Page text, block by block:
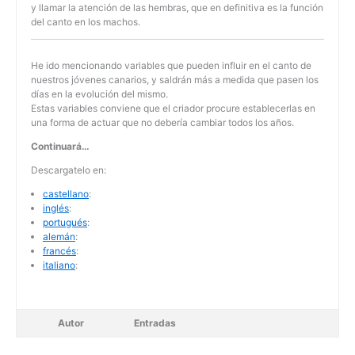
y llamar la atención de las hembras, que en definitiva es la función
del canto en los machos.
He ido mencionando variables que pueden influir en el canto de
nuestros jóvenes canarios, y saldrán más a medida que pasen los
días en la evolución del mismo.
Estas variables conviene que el criador procure establecerlas en
una forma de actuar que no debería cambiar todos los años.
Continuará…
Descargatelo en:
castellano:
inglés:
portugués:
alemán:
francés:
italiano:
Autor Entradas